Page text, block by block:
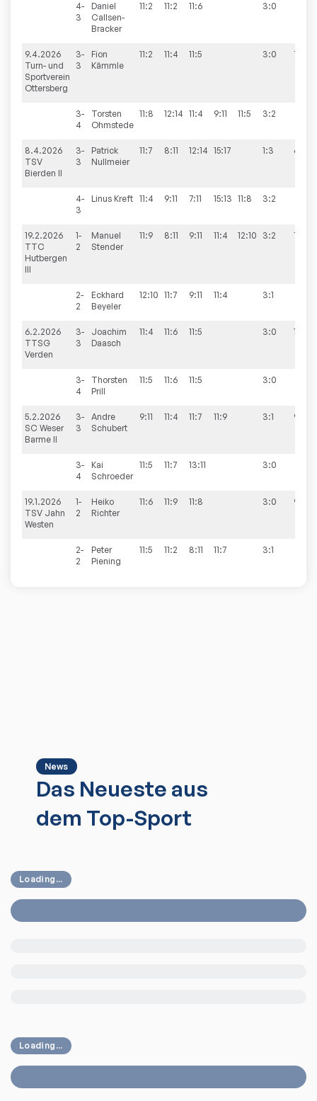
4-
3
Daniel
Callsen-
Bracker
11:2 11:2 11:6 3:0
9.4.2026
Turn- und
Sportverein
Ottersberg
3-
3
Fion
Kämmle
11:2 11:4 11:5 3:0 7:3
3-
4
Torsten
Ohmstede
11:8 12:14 11:4 9:11 11:5 3:2
8.4.2026
TSV
Bierden II
3-
3
Patrick
Nullmeier
11:7 8:11 12:14 15:17 1:3 6:4
4-
3
Linus Kreft 11:4 9:11 7:11 15:13 11:8 3:2
19.2.2026
TTC
Hutbergen
III
1-
2
Manuel
Stender
11:9 8:11 9:11 11:4 12:10 3:2 7:3
2-
2
Eckhard
Beyeler
12:10 11:7 9:11 11:4 3:1
6.2.2026
TTSG
Verden
3-
3
Joachim
Daasch
11:4 11:6 11:5 3:0 10:0
3-
4
Thorsten
Prill
11:5 11:6 11:5 3:0
5.2.2026
SC Weser
Barme II
3-
3
Andre
Schubert
9:11 11:4 11:7 11:9 3:1 9:1
3-
4
Kai
Schroeder
11:5 11:7 13:11 3:0
19.1.2026
TSV Jahn
Westen
1-
2
Heiko
Richter
11:6 11:9 11:8 3:0 9:1
2-
2
Peter
Piening
11:5 11:2 8:11 11:7 3:1
News
Das Neueste aus
dem Top-Sport
Loading...
Loading...